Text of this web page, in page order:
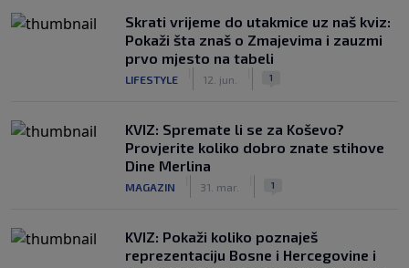
Skrati vrijeme do utakmice uz naš kviz:
Pokaži šta znaš o Zmajevima i zauzmi
prvo mjesto na tabeli
LIFESTYLE 12. jun. 1
KVIZ: Spremate li se za Koševo?
Provjerite koliko dobro znate stihove
Dine Merlina
MAGAZIN 31. mar. 1
KVIZ: Pokaži koliko poznaješ
reprezentaciju Bosne i Hercegovine i